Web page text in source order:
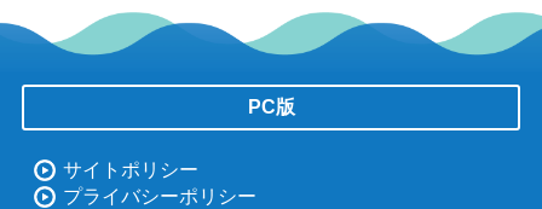
PC版
サイトポリシー
プライバシーポリシー